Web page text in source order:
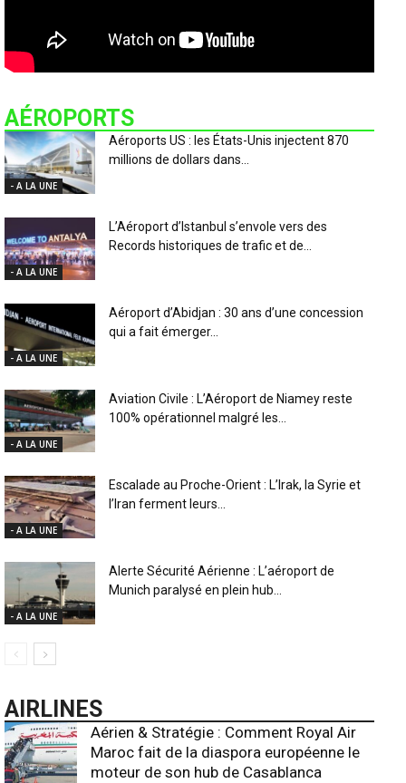
AÉROPORTS
- A LA UNE
Aéroports US : les États-Unis injectent 870
millions de dollars dans...
- A LA UNE
L’Aéroport d’Istanbul s’envole vers des
Records historiques de trafic et de...
- A LA UNE
Aéroport d’Abidjan : 30 ans d’une concession
qui a fait émerger...
- A LA UNE
Aviation Civile : L’Aéroport de Niamey reste
100% opérationnel malgré les...
- A LA UNE
Escalade au Proche-Orient : L’Irak, la Syrie et
l’Iran ferment leurs...
- A LA UNE
Alerte Sécurité Aérienne : L’aéroport de
Munich paralysé en plein hub...
AIRLINES
Aérien & Stratégie : Comment Royal Air
Maroc fait de la diaspora européenne le
moteur de son hub de Casablanca